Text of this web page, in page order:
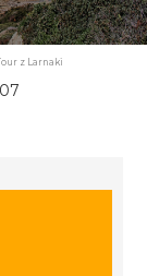
z Larnaki